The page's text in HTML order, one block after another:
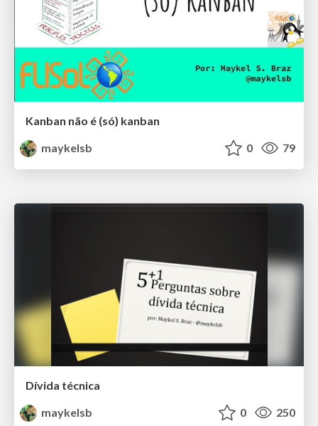
Kanban não é (só) kanban
maykelsb
0 79
Dívida técnica
maykelsb
0 250